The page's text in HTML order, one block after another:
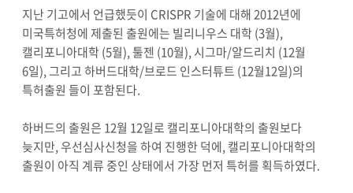
지난 기고에서 언급했듯이 CRISPR 기술에 대해 2012년에
미국특허청에 제출된 출원에는 빌리니우스 대학 (3월),
캘리포니아대학 (5월), 툴젠 (10월), 시그마/알드리치 (12월
6일), 그리고 하버드대학/브로드 인스터튜트 (12월12일)의
특허출원 들이 포함된다.
하버드의 출원은 12월 12일로 캘리포니아대학의 출원보다
늦지만, 우선심사신청을 하여 진행한 덕에, 캘리포니아대학의
출원이 아직 계류 중인 상태에서 가장 먼저 특허를 획득하였다.